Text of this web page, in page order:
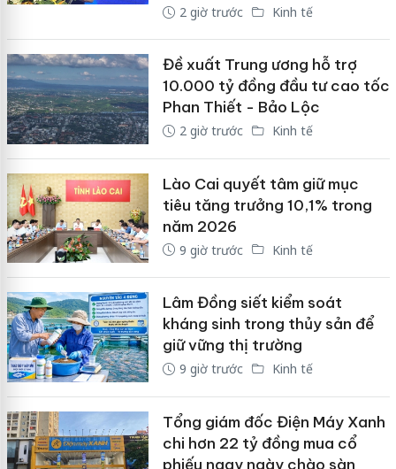
2 giờ trước Kinh tế
Đề xuất Trung ương hỗ trợ
10.000 tỷ đồng đầu tư cao tốc
Phan Thiết - Bảo Lộc
2 giờ trước Kinh tế
Lào Cai quyết tâm giữ mục
tiêu tăng trưởng 10,1% trong
năm 2026
9 giờ trước Kinh tế
Lâm Đồng siết kiểm soát
kháng sinh trong thủy sản để
giữ vững thị trường
9 giờ trước Kinh tế
Tổng giám đốc Điện Máy Xanh
chi hơn 22 tỷ đồng mua cổ
phiếu ngay ngày chào sàn